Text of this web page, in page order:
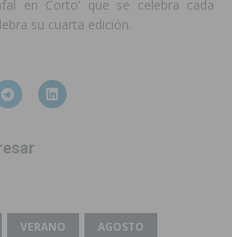
en Corto’ que se celebra cada
su cuarta edición.
VERANO AGOSTO